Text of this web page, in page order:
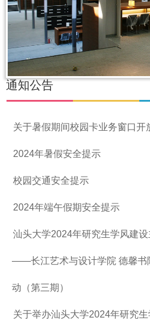
通知公告
关于暑假期间校园卡业务窗口开
2024年暑假安全提示
校园交通安全提示
2024年端午假期安全提示
汕头大学2024年研究生学风建
——长江艺术与设计学院 德馨书
动（第三期）
关于举办汕头大学2024年研究